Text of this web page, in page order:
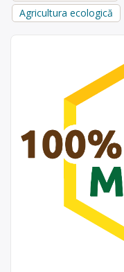
Agricultura ecologică